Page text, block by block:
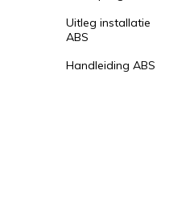
Uitleg installatie
ABS
Handleiding ABS